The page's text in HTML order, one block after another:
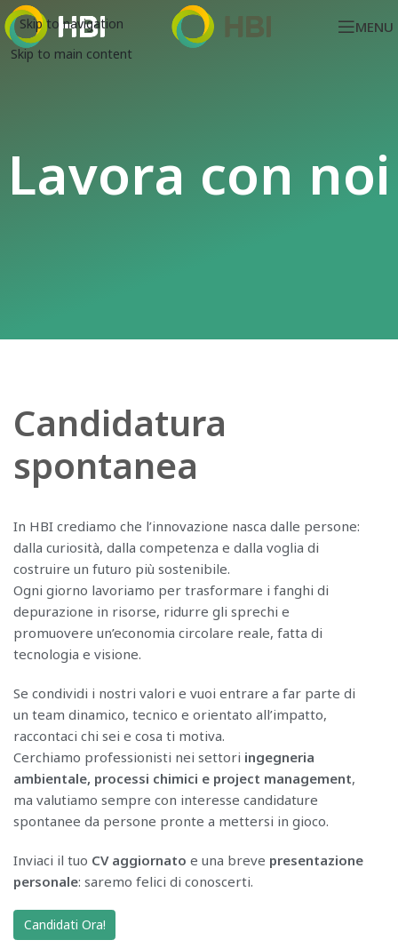
Skip to navigation
Skip to main content
MENU
Lavora con noi
Candidatura
spontanea
In HBI crediamo che l’innovazione nasca dalle persone:
dalla curiosità, dalla competenza e dalla voglia di
costruire un futuro più sostenibile.
Ogni giorno lavoriamo per trasformare i fanghi di
depurazione in risorse, ridurre gli sprechi e
promuovere un’economia circolare reale, fatta di
tecnologia e visione.
Se condividi i nostri valori e vuoi entrare a far parte di
un team dinamico, tecnico e orientato all’impatto,
raccontaci chi sei e cosa ti motiva.
Cerchiamo professionisti nei settori ingegneria
ambientale, processi chimici e project management,
ma valutiamo sempre con interesse candidature
spontanee da persone pronte a mettersi in gioco.
Inviaci il tuo CV aggiornato e una breve presentazione
personale: saremo felici di conoscerti.
Candidati Ora!